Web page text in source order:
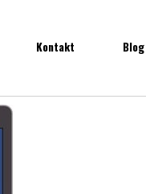
Kontakt Blog